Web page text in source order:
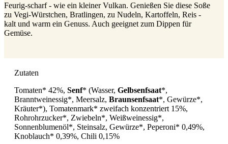
Feurig-scharf - wie ein kleiner Vulkan. Genießen Sie diese Soße
zu Vegi-Würstchen, Bratlingen, zu Nudeln, Kartoffeln, Reis -
kalt und warm ein Genuss. Auch geeignet zum Dippen für
Gemüse.
Zutaten
Tomaten* 42%, Senf* (Wasser, Gelbsenfsaat*,
Branntweinessig*, Meersalz, Braunsenfsaat*, Gewürze*,
Kräuter*), Tomatenmark* zweifach konzentriert 15%,
Rohrohrzucker*, Zwiebeln*, Weißweinessig*,
Sonnenblumenöl*, Steinsalz, Gewürze*, Peperoni* 0,49%,
Knoblauch* 0,39%, Chili 0,15%